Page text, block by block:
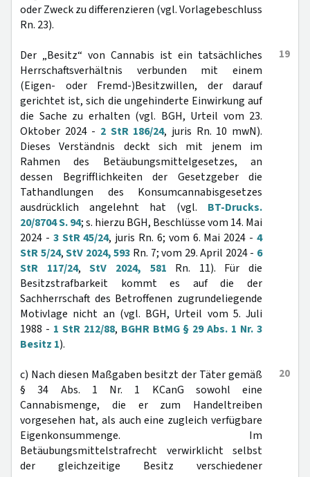
oder Zweck zu differenzieren (vgl. Vorlagebeschluss
Rn. 23).
19
Der „Besitz“ von Cannabis ist ein tatsächliches
Herrschaftsverhältnis verbunden mit einem
(Eigen- oder Fremd-)Besitzwillen, der darauf
gerichtet ist, sich die ungehinderte Einwirkung auf
die Sache zu erhalten (vgl. BGH, Urteil vom 23.
Oktober 2024 - 2 StR 186/24, juris Rn. 10 mwN).
Dieses Verständnis deckt sich mit jenem im
Rahmen des Betäubungsmittelgesetzes, an
dessen Begrifflichkeiten der Gesetzgeber die
Tathandlungen des Konsumcannabisgesetzes
ausdrücklich angelehnt hat (vgl. BT-Drucks.
20/8704 S. 94; s. hierzu BGH, Beschlüsse vom 14. Mai
2024 - 3 StR 45/24, juris Rn. 6; vom 6. Mai 2024 -4
StR 5/24,StV 2024, 593 Rn. 7; vom 29. April 2024 - 6
StR 117/24,StV 2024, 581 Rn. 11). Für die
Besitzstrafbarkeit kommt es auf die der
Sachherrschaft des Betroffenen zugrundeliegende
Motivlage nicht an (vgl. BGH, Urteil vom 5. Juli
1988 - 1 StR 212/88, BGHR BtMG § 29 Abs. 1 Nr. 3
Besitz 1).
20
c) Nach diesen Maßgaben besitzt der Täter gemäß
§ 34 Abs. 1 Nr. 1 KCanG sowohl eine
Cannabismenge, die er zum Handeltreiben
vorgesehen hat, als auch eine zugleich verfügbare
Eigenkonsummenge. Im
Betäubungsmittelstrafrecht verwirklicht selbst
der gleichzeitige Besitz verschiedener